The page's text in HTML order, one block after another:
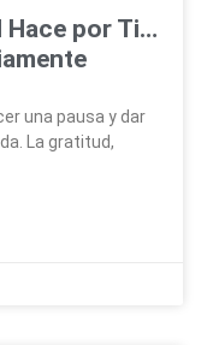
Hace por Ti…
una pausa y dar
La gratitud,